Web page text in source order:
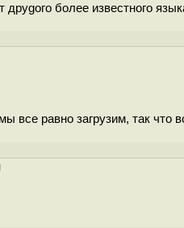
более известного
все равно загрузим, так что